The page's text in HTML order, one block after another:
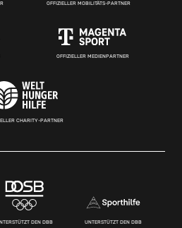
OFFIZIELLER MOBILITÄTS-PARTNER
OFFIZIELLER MEDIENPARTNER
CHARITY-PARTNER
DEN DBB UNTERSTÜTZT DEN DBB